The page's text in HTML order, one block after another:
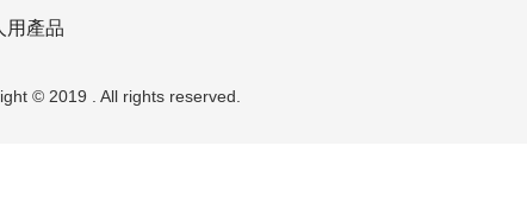
用產品
© 2019 . All rights reserved.